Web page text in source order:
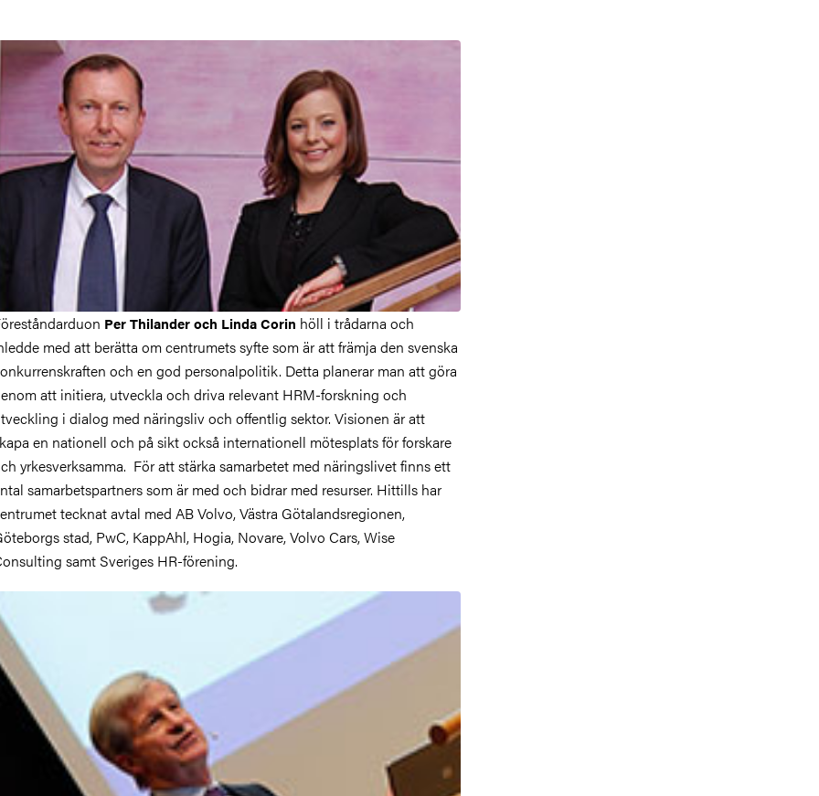
Per Thilander och Linda Corin höll i trådarna och
med att berätta om centrumets syfte som är att främja den svenska
och en god personalpolitik. Detta planerar man att göra
att initiera, utveckla och driva relevant HRM-forskning och
i dialog med näringsliv och offentlig sektor. Visionen är att
en nationell och på sikt också internationell mötesplats för forskare
yrkesverksamma. För att stärka samarbetet med näringslivet finns ett
samarbetspartners som är med och bidrar med resurser. Hittills har
tecknat avtal med AB Volvo, Västra Götalandsregionen,
stad, PwC, KappAhl, Hogia, Novare, Volvo Cars, Wise
samt Sveriges HR-förening.